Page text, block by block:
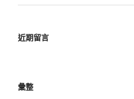
近期留言
彙整